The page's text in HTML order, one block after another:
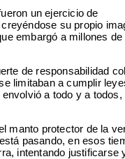
un ejercicio de
su propio
embargó a millones de
de responsabilidad
limitaban a cumplir
a todo y a todos,
manto protector de la
pasando, en esos
intentando justificarse